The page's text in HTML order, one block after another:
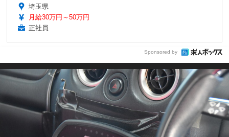
埼玉県
月給30万円～50万円
正社員
Sponsored by